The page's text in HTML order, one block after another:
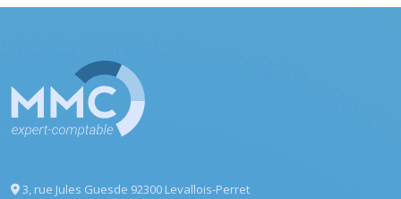
3, rue Jules Guesde 92300 Levallois-Perret